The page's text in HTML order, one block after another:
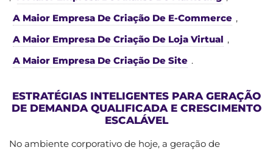
A Maior Empresa De Criação De E-Commerce ,
A Maior Empresa De Criação De Loja Virtual ,
A Maior Empresa De Criação De Site .
ESTRATÉGIAS INTELIGENTES PARA GERAÇÃO
DE DEMANDA QUALIFICADA E CRESCIMENTO
ESCALÁVEL
No ambiente corporativo de hoje, a geração de